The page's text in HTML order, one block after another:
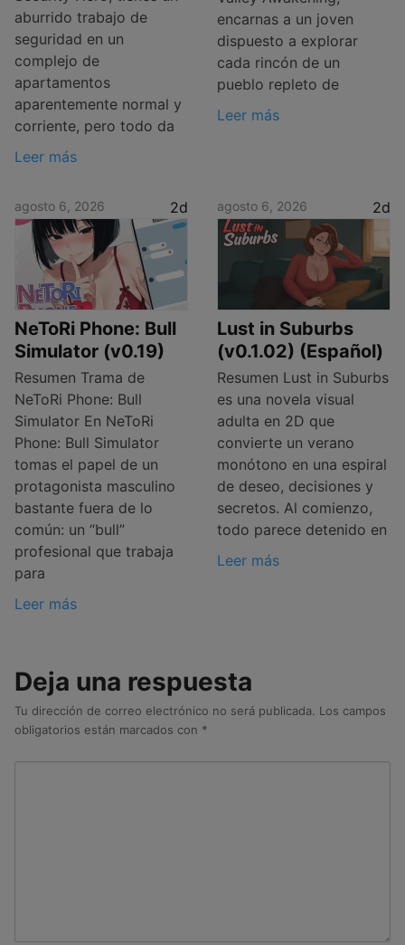
aburrido trabajo de
seguridad en un
complejo de
apartamentos
aparentemente normal y
corriente, pero todo da
Leer más
encarnas a un joven
dispuesto a explorar
cada rincón de un
pueblo repleto de
Leer más
agosto 6, 2026 2d
NeToRi Phone: Bull
Simulator (v0.19)
Resumen Trama de
NeToRi Phone: Bull
Simulator En NeToRi
Phone: Bull Simulator
tomas el papel de un
protagonista masculino
bastante fuera de lo
común: un “bull”
profesional que trabaja
para
Leer más
agosto 6, 2026 2d
Lust in Suburbs
(v0.1.02) (Español)
Resumen Lust in Suburbs
es una novela visual
adulta en 2D que
convierte un verano
monótono en una espiral
de deseo, decisiones y
secretos. Al comienzo,
todo parece detenido en
Leer más
Deja una respuesta
Tu dirección de correo electrónico no será publicada. Los campos
obligatorios están marcados con *